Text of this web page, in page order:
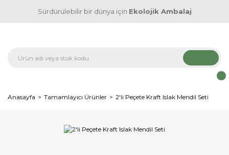
Sürdürülebilir bir dünya için Ekolojik Ambalaj
Anasayfa Tamamlayıcı Ürünler 2'li Peçete Kraft Islak Mendil Seti